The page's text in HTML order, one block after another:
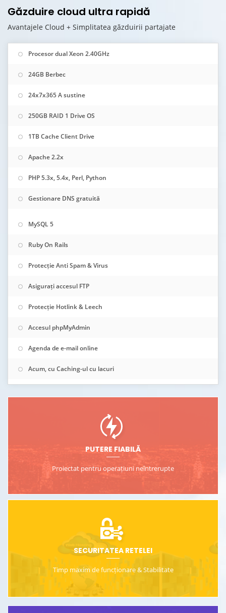
Găzduire cloud ultra rapidă
Avantajele Cloud + Simplitatea găzduirii partajate
Procesor dual Xeon 2.40GHz
24GB Berbec
24x7x365 A sustine
250GB RAID 1 Drive OS
1TB Cache Client Drive
Apache 2.2x
PHP 5.3x, 5.4x, Perl, Python
Gestionare DNS gratuită
MySQL 5
Ruby On Rails
Protecție Anti Spam & Virus
Asigurați accesul FTP
Protecție Hotlink & Leech
Accesul phpMyAdmin
Agenda de e-mail online
Acum, cu Caching-ul cu lacuri
PUTERE FIABILĂ
Proiectat pentru operațiuni neîntrerupte
SECURITATEA RETELEI
Timp maxim de funcționare &Stabilitate